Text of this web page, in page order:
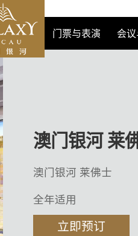
门票与表演 会
澳门银河 莱
澳门银河 莱佛士
全年适用
立即预订